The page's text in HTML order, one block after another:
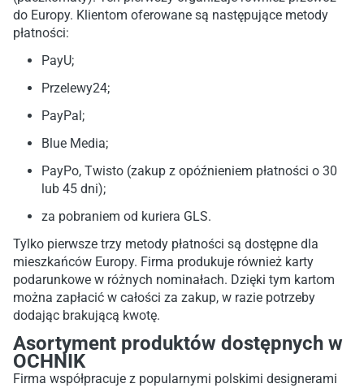
do Europy. Klientom oferowane są następujące metody
płatności:
PayU;
Przelewy24;
PayPal;
Blue Media;
PayPo, Twisto (zakup z opóźnieniem płatności o 30
lub 45 dni);
za pobraniem od kuriera GLS.
Tylko pierwsze trzy metody płatności są dostępne dla
mieszkańców Europy. Firma produkuje również karty
podarunkowe w różnych nominałach. Dzięki tym kartom
można zapłacić w całości za zakup, w razie potrzeby
dodając brakującą kwotę.
Asortyment produktów dostępnych w
OCHNIK
Firma współpracuje z popularnymi polskimi designerami